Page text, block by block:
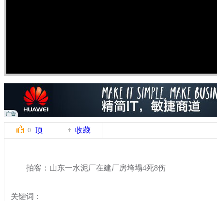
0 顶 收藏
拍客：山东一水泥厂在建厂房垮塌4死8伤
关键词：